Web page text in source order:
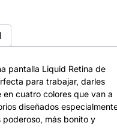
pantalla Liquid Retina de
para trabajar, darles
en cuatro colores que van a
diseñados
más bonito y